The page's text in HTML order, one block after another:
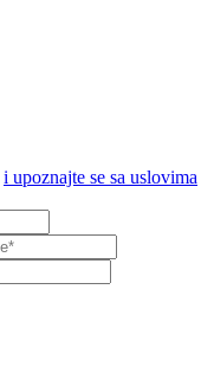
i upoznajte se sa uslovima